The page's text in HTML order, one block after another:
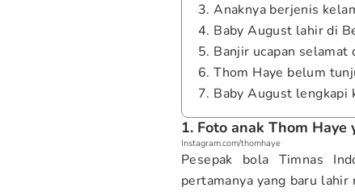
3. Anaknya berjenis
4. Baby August lahir di
5. Banjir ucapan selamat
6. Thom Haye belum
7. Baby August lengkapi
1. Foto anak Thom
Instagram.com/thomhaye
Pesepak bola Timnas
pertamanya yang baru